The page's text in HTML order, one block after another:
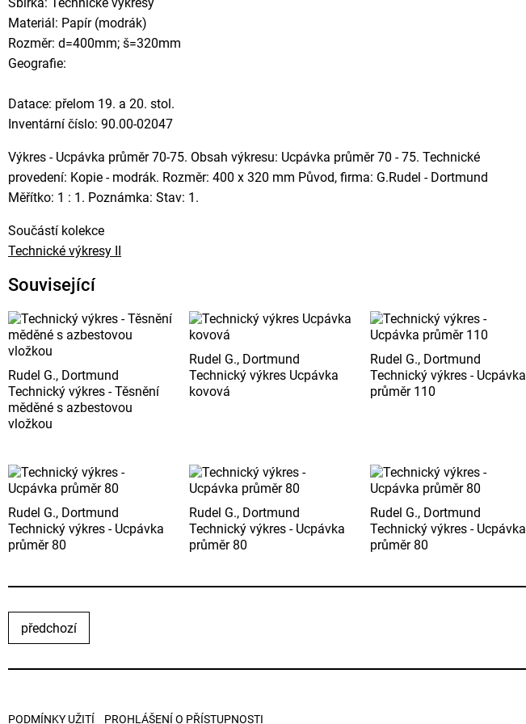
Materiál: Papír (modrák)
Rozměr: d=400mm; š=320mm
Geografie:
Datace: přelom 19. a 20. stol.
Inventární číslo: 90.00-02047
Výkres - Ucpávka průměr 70-75. Obsah výkresu: Ucpávka průměr 70 - 75. Technické
provedení: Kopie - modrák. Rozměr: 400 x 320 mm Původ, firma: G.Rudel - Dortmund
Měřítko: 1 : 1. Poznámka: Stav: 1.
Součástí kolekce
Technické výkresy II
Související
Rudel G., Dortmund
Technický výkres - Těsnění
měděné s azbestovou
vložkou
Rudel G., Dortmund
Technický výkres Ucpávka
kovová
Rudel G., Dortmund
Technický výkres - Ucpávka
průměr 110
Rudel G., Dortmund
Technický výkres - Ucpávka
průměr 80
Rudel G., Dortmund
Technický výkres - Ucpávka
průměr 80
Rudel G., Dortmund
Technický výkres - Ucpávka
průměr 80
předchozí
PODMÍNKY UŽITÍ PROHLÁŠENÍ O PŘÍSTUPNOSTI